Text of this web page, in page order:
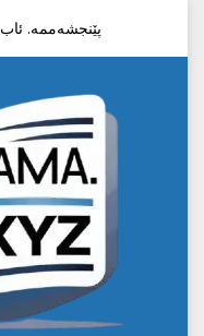
پێنجشەممە. ئاب 6th, 2026